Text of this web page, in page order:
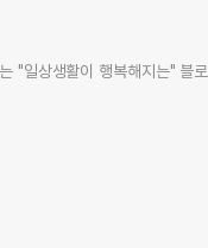
"일상생활이 행복해지는" 블로